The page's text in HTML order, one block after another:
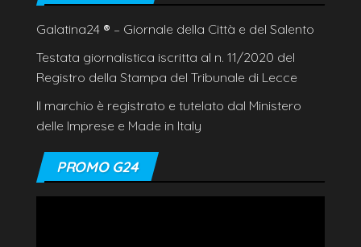
Galatina24 ® – Giornale della Città e del Salento
Testata giornalistica iscritta al n. 11/2020 del
Registro della Stampa del Tribunale di Lecce
Il marchio è registrato e tutelato dal Ministero
delle Imprese e Made in Italy
PROMO G24